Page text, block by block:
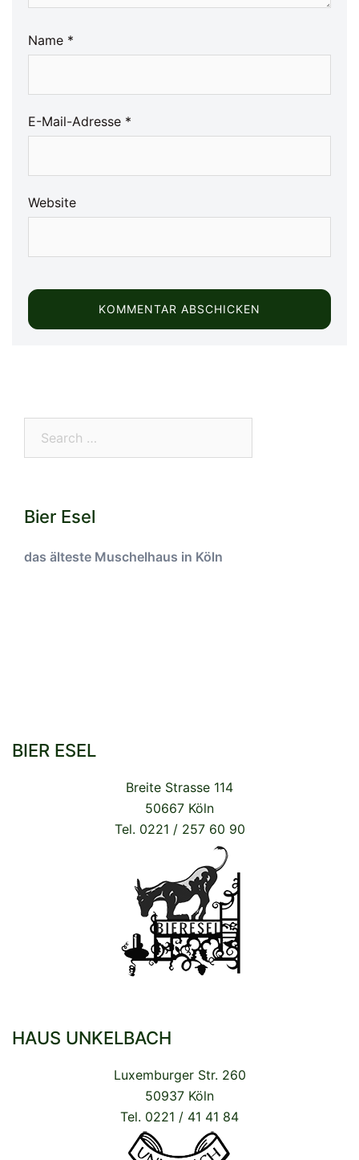
Name *
E-Mail-Adresse *
Website
Bier Esel
das älteste Muschelhaus in Köln
BIER ESEL
Breite Strasse 114
50667 Köln
Tel. 0221 / 257 60 90
HAUS UNKELBACH
Luxemburger Str. 260
50937 Köln
Tel. 0221 / 41 41 84